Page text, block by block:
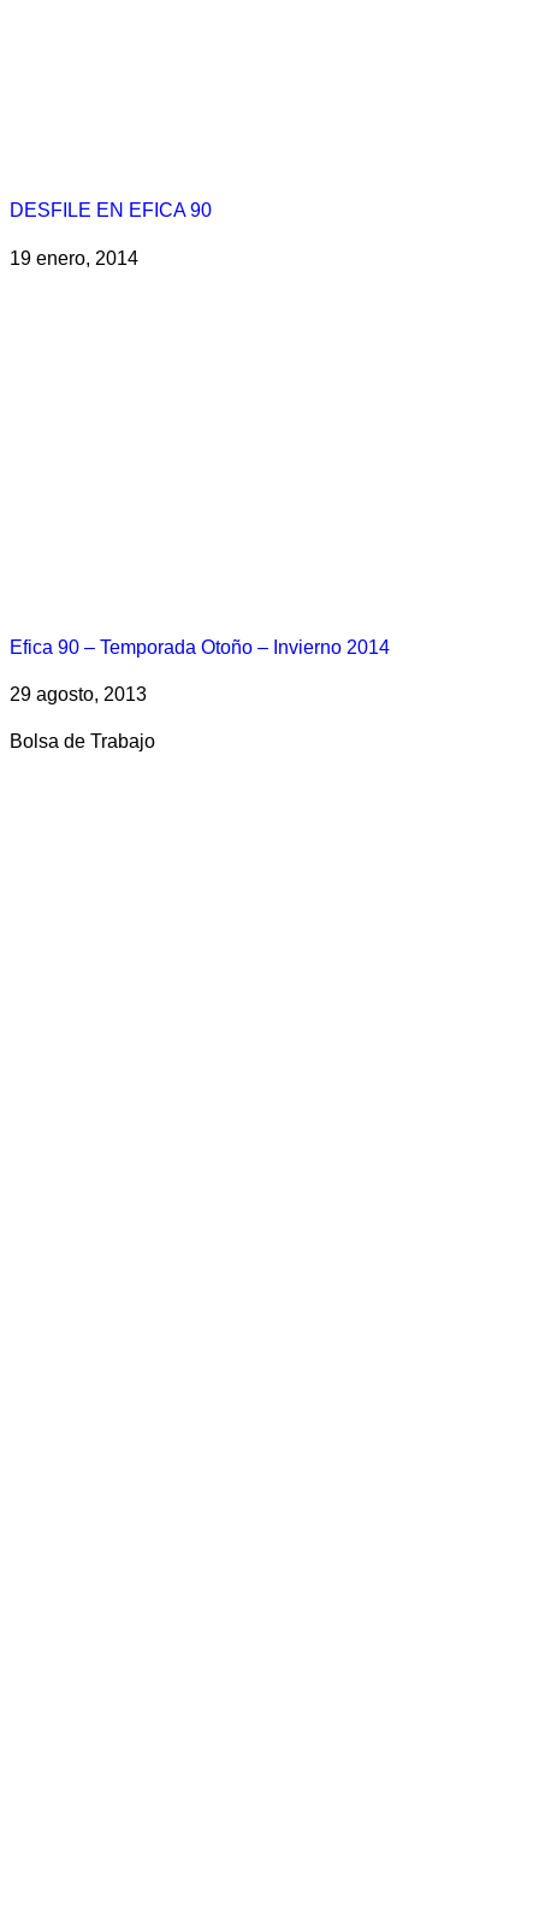
DESFILE EN EFICA 90
19 enero, 2014
Efica 90 – Temporada Otoño – Invierno 2014
29 agosto, 2013
Bolsa de Trabajo